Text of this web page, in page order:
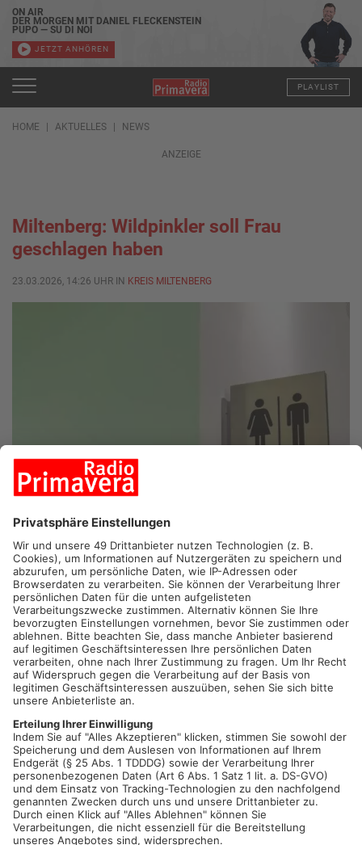
ON AIR
DER MORGEN MIT DANIEL FLECKENSTEIN
PUPO — SU DI NOI
JETZT ANHÖREN
PLAYLIST
HOME AKTUELLES NEWS
ANZEIGE
Miltenberg: Wildpinkler soll Frau
geschlagen haben
23.03.2026, 14:26 UHR IN KREIS MILTENBERG
MILTENBERG/KLINGENBERG.Auf einem Radweg zwischen
Miltenberg und Klingenberg ist eine Frau am
Sonntagnachmittag von einem Wildpinkler angegriffen worden.
Die Frau hatte den Mann laut Polizei darauf hingewiesen, dass
er nicht auf den Grünstreifen urinieren soll. Daraufhin soll er
sie bedroht, geschlagen und getreten haben. Erst als die Frau
laut um Hilfe rief, ließ der Mann von ihr ab und fuhr mit dem
Fahrrad Richtung Miltenberg davon. Jetzt sucht die Polizei
nach Zeugen.
Artikel teilen
ANZEIGE